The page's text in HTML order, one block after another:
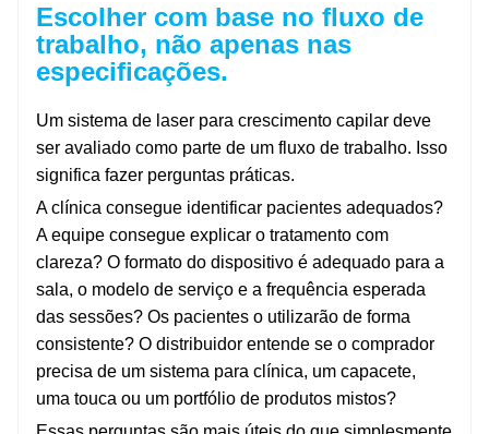
Escolher com base no fluxo de
trabalho, não apenas nas
especificações.
Um sistema de laser para crescimento capilar deve
ser avaliado como parte de um fluxo de trabalho. Isso
significa fazer perguntas práticas.
A clínica consegue identificar pacientes adequados?
A equipe consegue explicar o tratamento com
clareza? O formato do dispositivo é adequado para a
sala, o modelo de serviço e a frequência esperada
das sessões? Os pacientes o utilizarão de forma
consistente? O distribuidor entende se o comprador
precisa de um sistema para clínica, um capacete,
uma touca ou um portfólio de produtos mistos?